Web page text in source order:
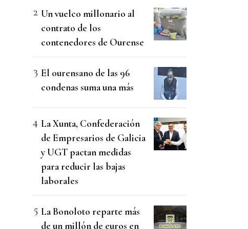
Un vuelco millonario al
contrato de los
contenedores de Ourense
El ourensano de las 96
condenas suma una más
La Xunta, Confederación
de Empresarios de Galicia
y UGT pactan medidas
para reducir las bajas
laborales
La Bonoloto reparte más
de un millón de euros en